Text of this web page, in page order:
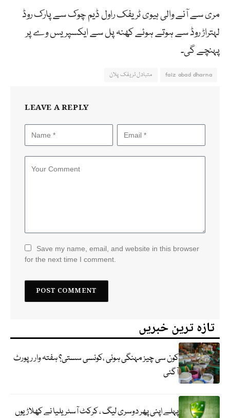
مری سے آنے والی ہیوی ٹریفک راول ڈیم چوک سے پارک روڈ
لہتراڑ روڈ سے ہوتے ہوئے کھنہ پل سے ایکسپریس وے پر
پہنچے گی۔
faiz abad dharna متبادل ٹریفک پلان
LEAVE A REPLY
Save my name, email, and website in this browser
for the next time I comment.
تازہ ترین خبریں
کون سی چیز مہنگی ہوئی ،کونسی سستی؟ ہفتہ وار رپورٹ
آگئی
پہلے اپنی پھر دوسری لیگ ، کرکٹ آسٹریلیا نے کھلاڑیوں